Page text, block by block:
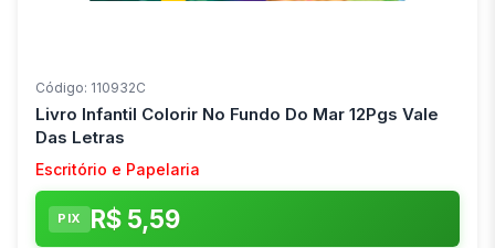
Código: 110932C
Livro Infantil Colorir No Fundo Do Mar 12Pgs Vale
Das Letras
Escritório e Papelaria
PIX R$ 5,59